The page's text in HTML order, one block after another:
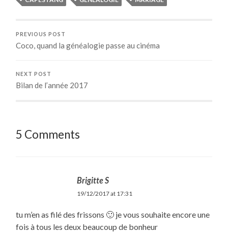
PREVIOUS POST
Coco, quand la généalogie passe au cinéma
NEXT POST
Bilan de l’année 2017
5 Comments
Brigitte S
19/12/2017 at 17:31
tu m’en as filé des frissons 🙂 je vous souhaite encore une
fois à tous les deux beaucoup de bonheur